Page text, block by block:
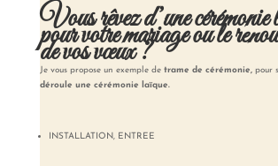
Vous rêvez d’une cérémonie
pour votre mariage ou le
de vos vœux ?
Je vous propose un exemple de trame de cérémonie, pour
déroule une cérémonie laïque.
INSTALLATION, ENTREE